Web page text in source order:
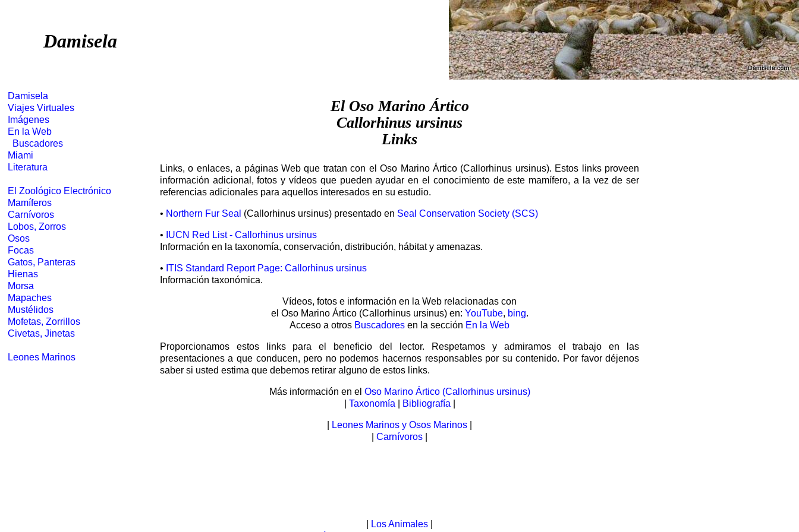
Damisela
Damisela
Viajes Virtuales
Imágenes
En la Web
Buscadores
Miami
Literatura
El Zoológico Electrónico
Mamíferos
Carnívoros
Lobos, Zorros
Osos
Focas
Gatos, Panteras
Hienas
Morsa
Mapaches
Mustélidos
Mofetas, Zorrillos
Civetas, Jinetas
Leones Marinos
El Oso Marino Ártico
Callorhinus ursinus
Links
Links, o enlaces, a páginas Web que tratan con el Oso Marino Ártico (Callorhinus ursinus). Estos links proveen
información adicional, fotos y vídeos que pueden ayudar en el conocimiento de este mamífero, a la vez de ser
referencias adicionales para aquellos interesados en su estudio.
• Northern Fur Seal (Callorhinus ursinus) presentado en Seal Conservation Society (SCS)
• IUCN Red List - Callorhinus ursinus
Información en la taxonomía, conservación, distribución, hábitat y amenazas.
• ITIS Standard Report Page: Callorhinus ursinus
Información taxonómica.
Vídeos, fotos e información en la Web relacionadas con
el Oso Marino Ártico (Callorhinus ursinus) en: YouTube, bing.
Acceso a otros Buscadores en la sección En la Web
Proporcionamos estos links para el beneficio del lector. Respetamos y admiramos el trabajo en las
presentaciones a que conducen, pero no podemos hacernos responsables por su contenido. Por favor déjenos
saber si usted estima que debemos retirar alguno de estos links.
Más información en el Oso Marino Ártico (Callorhinus ursinus)
Taxonomía Bibliografía
Leones Marinos y Osos Marinos
Carnívoros
Los Animales